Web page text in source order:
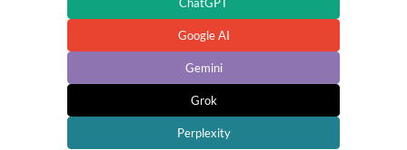
Google AI
Gemini
Grok
Perplexity